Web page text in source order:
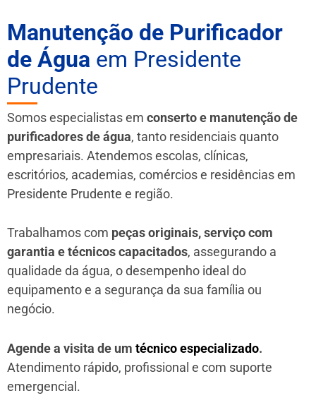
Manutenção de Purificador
de Água em Presidente
Prudente
Somos especialistas em conserto e manutenção de
purificadores de água, tanto residenciais quanto
empresariais. Atendemos escolas, clínicas,
escritórios, academias, comércios e residências em
Presidente Prudente e região.
Trabalhamos com peças originais, serviço com
garantia e técnicos capacitados, assegurando a
qualidade da água, o desempenho ideal do
equipamento e a segurança da sua família ou
negócio.
Agende a visita de um técnico especializado.
Atendimento rápido, profissional e com suporte
emergencial.